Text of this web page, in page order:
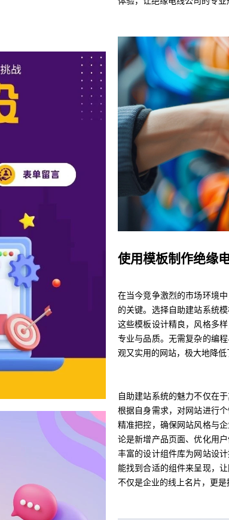
使用模板制作绝缘
在当今竞争激烈的市场环境
的关键。选择自助建站系统
这些模板设计精良，风格多
专业与品质。无需复杂的编
观又实用的网站，极大地降
自助建站系统的魅力不仅在
根据自身需求，对网站进行
精准把控，确保网站风格与
论是新增产品页面、优化用
丰富的设计组件库为网站设
能找到合适的组件来呈现，
不仅是企业的线上名片，更是